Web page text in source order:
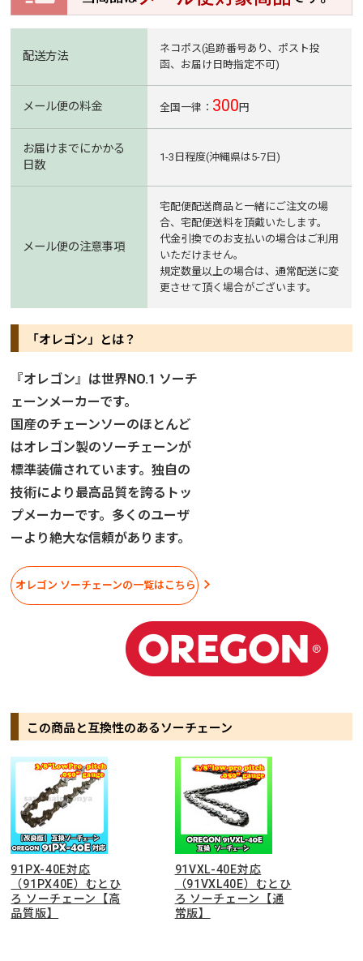
配送方法
ネコポス(追跡番号あり、ポスト投
函、お届け日時指定不可)
メール便の料金 全国一律： 300円
お届けまでにかかる
日数
1-3日程度(沖縄県は5-7日)
メール便の注意事項
宅配便配送商品と一緒にご注文の場
合、宅配便送料を頂戴いたします。
代金引換でのお支払いの場合はご利用
いただけません。
規定数量以上の場合は、通常配送に変
更させて頂く場合がございます。
「オレゴン」とは？
『オレゴン』は世界NO.1 ソーチ
ェーンメーカーです。
国産のチェーンソーのほとんど
はオレゴン製のソーチェーンが
標準装備されています。独自の
技術により最高品質を誇るトッ
プメーカーです。多くのユーザ
ーより絶大な信頼があります。
オレゴン ソーチェーンの一覧はこちら
この商品と互換性のあるソーチェーン
91PX-40E対応
（91PX40E）むとひ
ろ ソーチェーン【高
品質版】
91VXL-40E対応
（91VXL40E）むとひ
ろ ソーチェーン【通
常版】